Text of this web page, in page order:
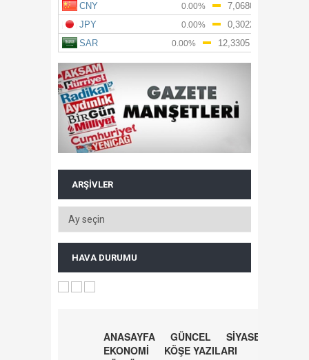
ARŞIVLER
HAVA DURUMU
ANASAYFA GÜNCEL
SİYASET
EKONOMİ
KÖŞE YAZILARI